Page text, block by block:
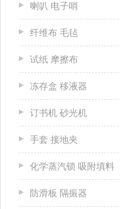
喇叭 电子哨
纤维布 毛毡
试纸 摩擦布
冻存盒 移液器
订书机 砂光机
手套 接地夹
化学蒸汽锁 吸附填料
防滑板 隔振器